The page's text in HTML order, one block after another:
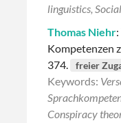
linguistics,
Thomas Niehr
Kompetenzen
374.
freier
Keywords:
Conspiracy